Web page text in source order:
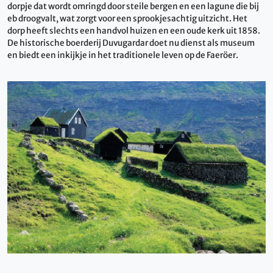
dorpje dat wordt omringd door steile bergen en een lagune die bij
eb droogvalt, wat zorgt voor een sprookjesachtig uitzicht. Het
dorp heeft slechts een handvol huizen en een oude kerk uit 1858.
De historische boerderij Duvugardar doet nu dienst als museum
en biedt een inkijkje in het traditionele leven op de Faeröer.